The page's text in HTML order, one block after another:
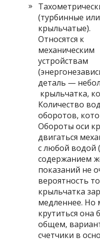
(турбинные или
крыльчатые).
Относятся к
механическим
устройствам
деталь —
крыльчатка,
Количество
оборотов,
Обороты оси
двигаться
с любой водой
содержанием
показаний не
вероятность
крыльчатка
медленнее. Но
крутиться она
общем,
счетчики в